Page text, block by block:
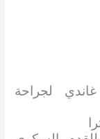
لجراحة